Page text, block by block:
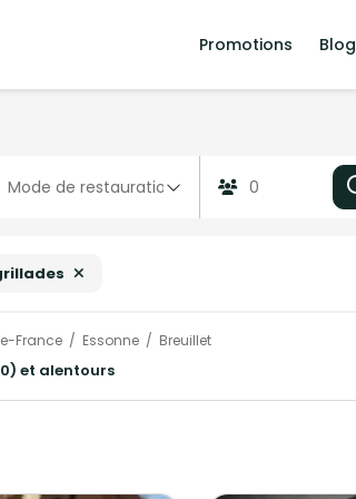
Promotions Blog
France Essonne Breuillet
et alentours